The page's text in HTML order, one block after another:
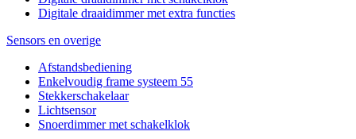
Digitale draaidimmer met extra functies
Sensors en overige
Afstandsbediening
Enkelvoudig frame systeem 55
Stekkerschakelaar
Lichtsensor
Snoerdimmer met schakelklok